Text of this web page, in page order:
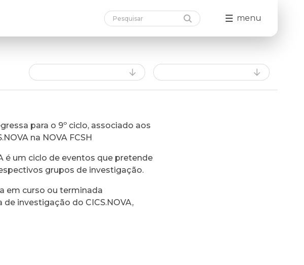
menu
para o 9º ciclo, associado aos
na NOVA FCSH
é um ciclo de eventos que pretende
grupos de investigação.
em curso ou terminada
investigação do CICS.NOVA,